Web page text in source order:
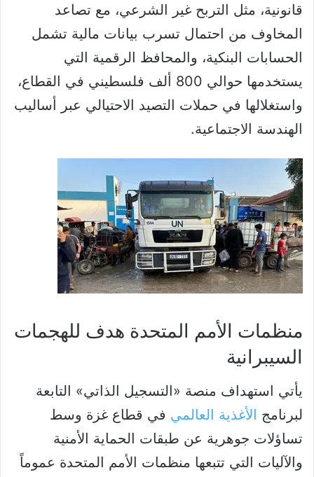
قانونية، مثل التربح غير الشرعي، مع تصاعد
المخاوف من احتمال تسرب بيانات مالية تشمل
الحسابات البنكية، والمحافظ الرقمية التي
يستخدمها حوالي 800 ألف فلسطيني في القطاع،
واستغلالها في حملات التصيد الاحتيالي عبر أساليب
الهندسة الاجتماعية.
منظمات الأمم المتحدة هدف للهجمات
السيبرانية
يأتي استهداف منصة «التسجيل الذاتي» التابعة
لبرنامج الأغذية العالمي في قطاع غزة وسط
تساؤلات جوهرية عن طبقات الحماية الأمنية
والآليات التي تتبعها منظمات الأمم المتحدة عموماً